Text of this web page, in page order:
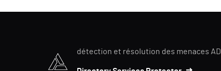
détection et résolution des menaces AD